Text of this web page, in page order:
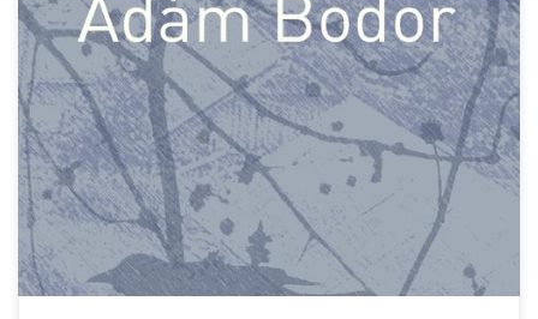
Les éditions Cambourakis nous régalent une fois de plus d’un auteur
d’Europe Centrale. C’est au fond d’une vallée hongroise, entre montagnes
enneigées et sources thermales qu’Adam Bodor met en scène une kyrielle de
personnages plus fantaisistes les uns que les autres, marginaux de tous
bords.On dirait que seul le vieux […]